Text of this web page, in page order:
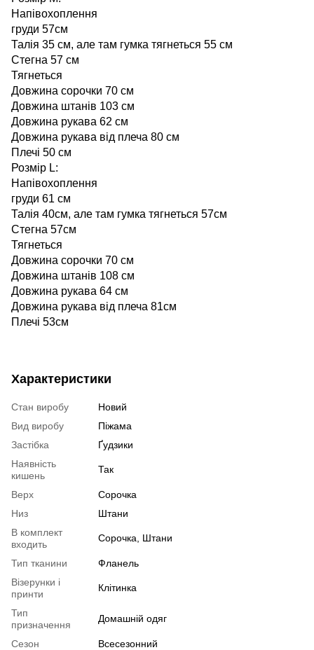
Напівохоплення
груди 57см
Талія 35 см, але там гумка тягнеться 55 см
Стегна 57 см
Тягнеться
Довжина сорочки 70 см
Довжина штанів 103 см
Довжина рукава 62 см
Довжина рукава від плеча 80 см
Плечі 50 см
Розмір L:
Напівохоплення
груди 61 см
Талія 40см, але там гумка тягнеться 57см
Стегна 57см
Тягнеться
Довжина сорочки 70 см
Довжина штанів 108 см
Довжина рукава 64 см
Довжина рукава від плеча 81см
Плечі 53см
Характеристики
Стан виробу
Новий
Вид виробу
Піжама
Застібка
Ґудзики
Наявність
кишень
Так
Верх
Сорочка
Низ
Штани
В комплект
входить
Сорочка, Штани
Тип тканини
Фланель
Візерунки і
принти
Клітинка
Тип
призначення
Домашній одяг
Сезон
Всесезонний